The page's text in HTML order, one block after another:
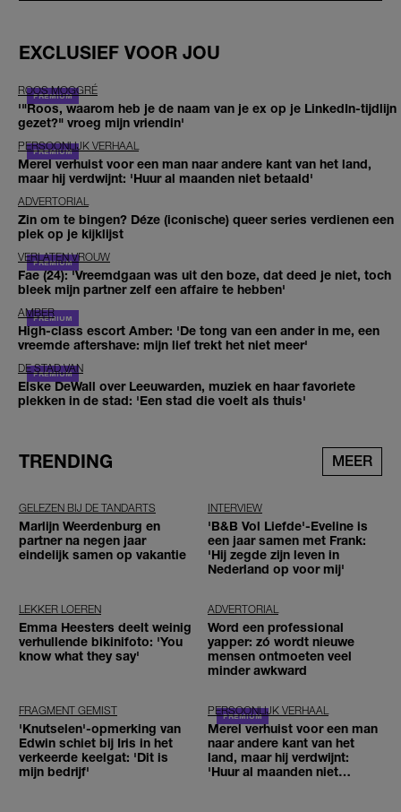
EXCLUSIEF VOOR JOU
ROOS MOGGRÉ
'"Roos, waarom heb je de naam van je ex op je LinkedIn-tijdlijn
gezet?" vroeg mijn vriendin'
PERSOONLIJK VERHAAL
Merel verhuist voor een man naar andere kant van het land,
maar hij verdwijnt: 'Huur al maanden niet betaald'
ADVERTORIAL
Zin om te bingen? Déze (iconische) queer series verdienen een
plek op je kijklijst
VERLATEN VROUW
Fae (24): 'Vreemdgaan was uit den boze, dat deed je niet, toch
bleek mijn partner zelf een affaire te hebben'
AMBER
High-class escort Amber: 'De tong van een ander in me, een
vreemde aftershave: mijn lief trekt het niet meer'
DE STAD VAN
Elske DeWall over Leeuwarden, muziek en haar favoriete
plekken in de stad: 'Een stad die voelt als thuis'
TRENDING MEER
GELEZEN BIJ DE TANDARTS
Marlijn Weerdenburg en
partner na negen jaar
eindelijk samen op vakantie
INTERVIEW
'B&B Vol Liefde'-Eveline is
een jaar samen met Frank:
'Hij zegde zijn leven in
Nederland op voor mij'
LEKKER LOEREN
Emma Heesters deelt weinig
verhullende bikinifoto: 'You
know what they say'
ADVERTORIAL
Word een professional
yapper: zó wordt nieuwe
mensen ontmoeten veel
minder awkward
FRAGMENT GEMIST
'Knutselen'-opmerking van
Edwin schiet bij Iris in het
verkeerde keelgat: 'Dit is
mijn bedrijf'
PERSOONLIJK VERHAAL
Merel verhuist voor een man
naar andere kant van het
land, maar hij verdwijnt:
'Huur al maanden niet